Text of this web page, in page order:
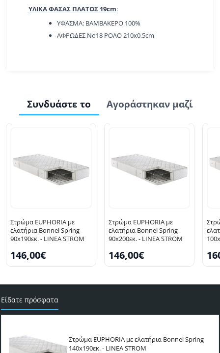
ΥΛΙΚΑ ΦΑΣΑΣ ΠΛΑΤΟΣ 19cm:
ΥΦΑΣΜΑ: ΒΑΜΒΑΚΕΡΟ 100%
ΑΦΡΩΔΕΣ Νο18 ΡΟΛΟ 210x0,5cm
Συνδυάστε το Αγοράστηκαν μαζί
Στρώμα EUPHORIA με
ελατήρια Bonnel Spring
90x190εκ. - LINEA STROM
146,00€
Στρώμα EUPHORIA με
ελατήρια Bonnel Spring
90x200εκ. - LINEA STROM
146,00€
Είδατε πρόσφατα
Στρώμα EUPHORIA με ελατήρια Bonnel Spring
140x190εκ. - LINEA STROM